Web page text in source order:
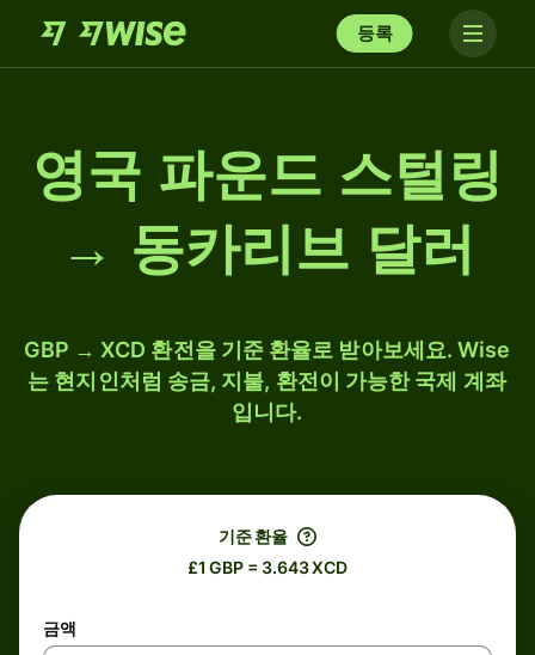
등록
영국 파운드 스털링
→ 동카리브 달러
GBP → XCD 환전을 기준 환율로 받아보세요. Wise
는 현지인처럼 송금, 지불, 환전이 가능한 국제 계좌
입니다.
기준 환율
£1 GBP = 3.643 XCD
금액